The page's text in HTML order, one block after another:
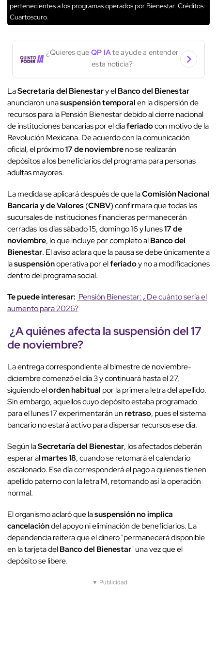
pertenecientes a los programas operados por Bienestar. Créditos:
Cuartoscuro.
¿Quieres que QP IAte ayude a entender
esta noticia?
LaSecretaría del Bienestary elBanco del Bienestar
anunciaron unasuspensión temporalen la dispersión de
recursos para la Pensión Bienestar debido al cierre nacional
de instituciones bancarias por el díaferiadocon motivo de la
Revolución Mexicana. De acuerdo con la comunicación
oficial, el próximo17 de noviembreno se realizarán
depósitos a los beneficiarios del programa para personas
adultas mayores.
La medida se aplicará después de que laComisión Nacional
Bancaria y de Valores(CNBV) confirmara que todas las
sucursales de instituciones financieras permanecerán
cerradas los días sábado 15, domingo 16 y lunes17 de
noviembre, lo que incluye por completo alBanco del
Bienestar. El aviso aclara que la pausa se debe únicamente a
lasuspensiónoperativa por elferiadoy no a modificaciones
dentro del programa social.
Te puede interesar: Pensión Bienestar: ¿De cuánto sería el
aumento para 2026?
¿A quiénesafectalasuspensióndel17
de noviembre?
La entrega correspondiente al bimestre de noviembre-
diciembre comenzó el día 3 y continuará hasta el 27,
siguiendo elorden habitual por la primera letra del apellido.
Sin embargo, aquellos cuyo depósito estaba programado
para el lunes 17 experimentarán unretraso, pues el sistema
bancario no estará activo para dispersar recursos ese día.
Según laSecretaría del Bienestar, los afectados deberán
esperar almartes 18, cuando se retomará el calendario
escalonado. Ese día corresponderá el pago a quienes tienen
apellido paterno con la letra M, retomando así la operación
normal.
El organismo aclaró que lasuspensiónno implica
cancelacióndel apoyo ni eliminación de beneficiarios. La
dependencia reitera que el dinero "permanecerá disponible
en la tarjeta delBanco del Bienestar" una vez que el
depósito se libere.
▼ Publicidad